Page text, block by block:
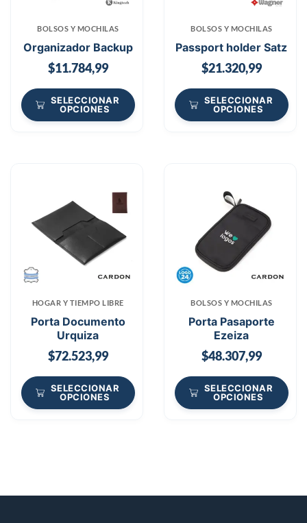
BOLSOS Y MOCHILAS
Organizador Backup
$11.784,99
SELECCIONAR
OPCIONES
BOLSOS Y MOCHILAS
Passport holder Satz
$21.320,99
SELECCIONAR
OPCIONES
HOGAR Y TIEMPO LIBRE
Porta Documento
Urquiza
$72.523,99
SELECCIONAR
OPCIONES
BOLSOS Y MOCHILAS
Porta Pasaporte
Ezeiza
$48.307,99
SELECCIONAR
OPCIONES